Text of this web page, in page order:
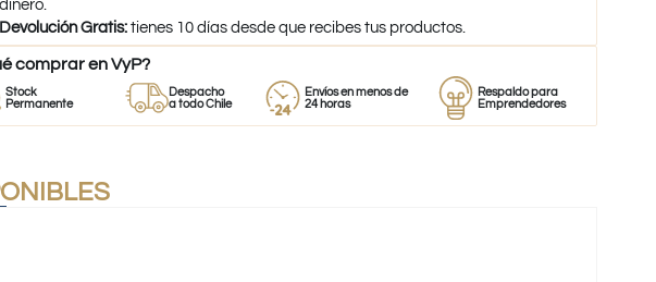
dinero.
Devolución Gratis: tienes 10 días desde que recibes tus productos.
comprar en VyP?
Despacho
a todo Chile
Envíos en menos de
24 horas
Respaldo para
Emprendedores